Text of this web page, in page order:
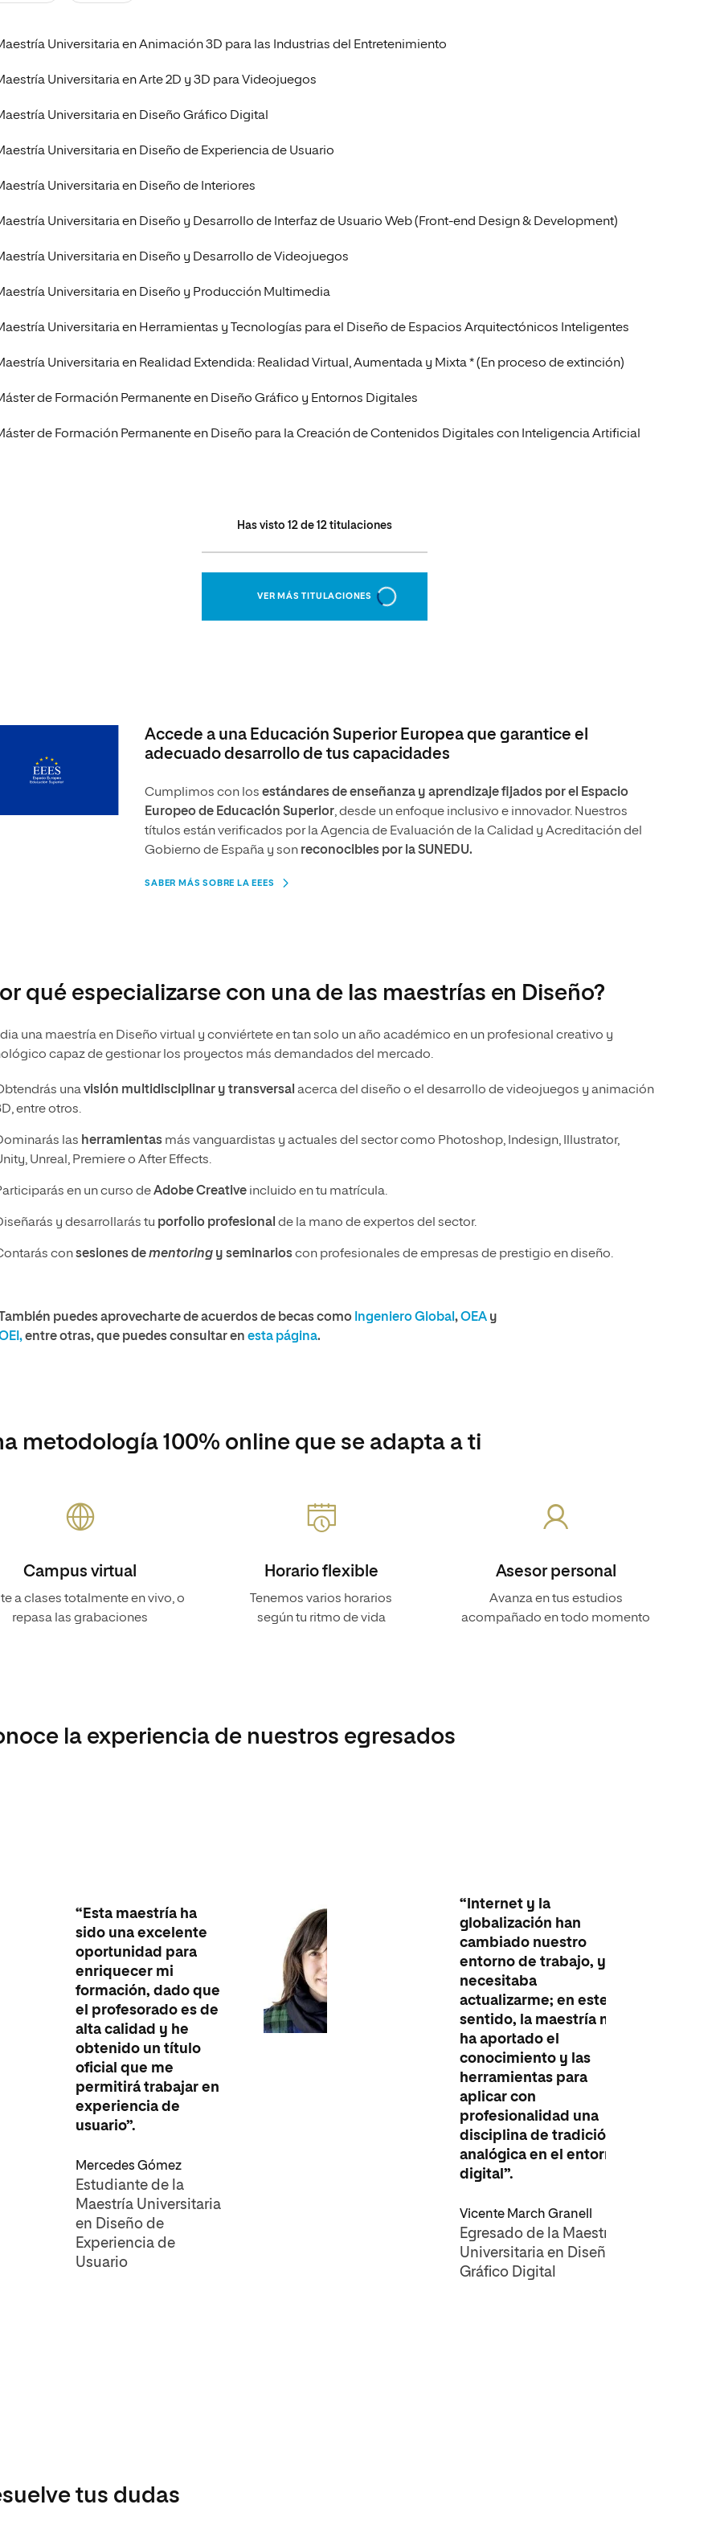
Ciencias Políticas y Relaciones
Universitaria en Animación 3D para las Industrias del Entretenimiento
Universitaria en Arte 2D y 3D para Videojuegos
Universitaria en Diseño Gráfico Digital
Universitaria en Diseño de Experiencia de Usuario
Universitaria en Diseño de Interiores
Universitaria en Diseño y Desarrollo de Interfaz de Usuario Web (Front-end Design & Development)
Universitaria en Diseño y Desarrollo de Videojuegos
Universitaria en Diseño y Producción Multimedia
Universitaria en Herramientas y Tecnologías para el Diseño de Espacios Arquitectónicos Inteligentes
Universitaria en Realidad Extendida: Realidad Virtual, Aumentada y Mixta * (En proceso de extinción)
de Formación Permanente en Diseño Gráfico y Entornos Digitales
de Formación Permanente en Diseño para la Creación de Contenidos Digitales con Inteligencia Artificial
Has visto 12 de 12 titulaciones
VER MÁS TITULACIONES
Accede a una Educación Superior Europea que garantice el
adecuado desarrollo de tus capacidades
Cumplimos con losestándares de enseñanza y aprendizaje fijados por el Espacio
Europeo de Educación Superior, desde un enfoque inclusivo e innovador. Nuestros
títulos están verificados por la Agencia de Evaluación de la Calidad y Acreditación del
Gobierno de España y son reconocibles por la SUNEDU.
SABER MÁS SOBRE LA EEES
qué especializarse con una de las maestrías en Diseño?
una maestría en Diseño virtual y conviértete en tan solo un año académico en un profesional creativo y
capaz de gestionar los proyectos más demandados del mercado.
unavisión multidisciplinar y transversal acerca del diseño o el desarrollo de videojuegos y animación
entre otros.
las herramientas más vanguardistas y actuales del sector como Photoshop, Indesign, Illustrator,
Unreal, Premiere o After Effects.
en un curso deAdobe Creative incluido en tu matrícula.
y desarrollarás tu porfolio profesional de la mano de expertos del sector.
consesiones dementoring y seminarioscon profesionales de empresas de prestigio en diseño.
puedes aprovecharte de acuerdos de becas como Ingeniero Global ,OEA y
entre otras, que puedes consultar en esta página.
metodología 100% online que se adapta a ti
Campus virtual
a clases totalmente en vivo, o
repasa las grabaciones
Horario flexible
Tenemos varios horarios
según tu ritmo de vida
Asesor personal
Avanza en tus estudios
acompañado en todo momento
la experiencia de nuestros egresados
“Esta maestría ha
sido una excelente
oportunidad para
enriquecer mi
formación, dado que
el profesorado es de
alta calidad y he
obtenido un título
oficial que me
permitirá trabajar en
experiencia de
usuario”.
Mercedes Gómez
Estudiante de la
Maestría Universitaria
en Diseño de
Experiencia de
Usuario
“Internet y la
globalización han
cambiado nuestro
entorno de trabajo, y
necesitaba
actualizarme; en este
sentido, la maestría me
ha aportado el
conocimiento y las
herramientas para
aplicar con
profesionalidad una
disciplina de tradición
analógica en el entorno
digital”.
Vicente March Granell
Egresado de la Maestría
Universitaria en Diseño
Gráfico Digital
tus dudas